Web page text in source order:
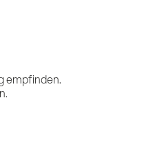
empfinden.